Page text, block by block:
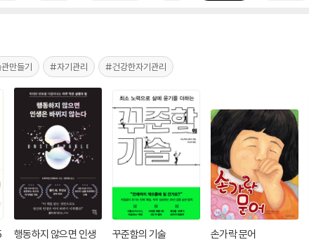
만들기 #자기관리 #건강한자기관리
행동하지 않으면 인생
꾸준함의 기술 손가락 문어